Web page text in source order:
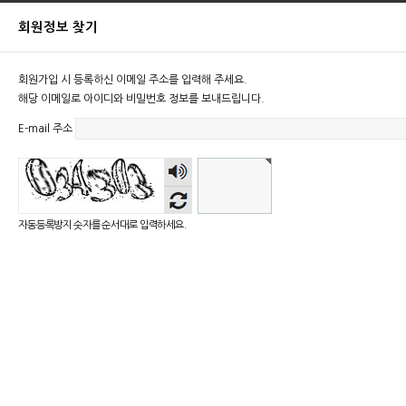
회원정보 찾기
회원가입 시 등록하신 이메일 주소를 입력해 주세요.
해당 이메일로 아이디와 비밀번호 정보를 보내드립니다.
E-mail 주소
숫자
음성
듣기
자동등록방지 숫자를 순서대로 입력하세요.